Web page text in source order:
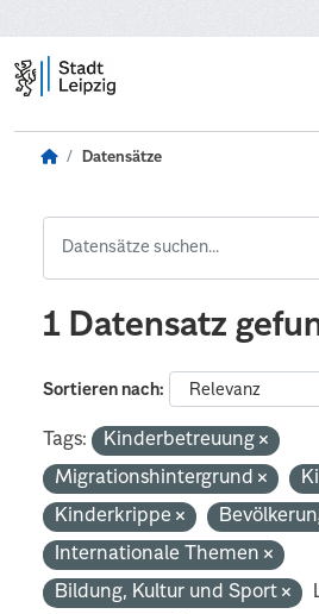
Datensätze
1 Datensatz
Sortieren nach
Tags:
Kinderbetreuung
Migrationshintergrund
Kinderkrippe
Internationale Themen
Bildung, Kultur und Sport